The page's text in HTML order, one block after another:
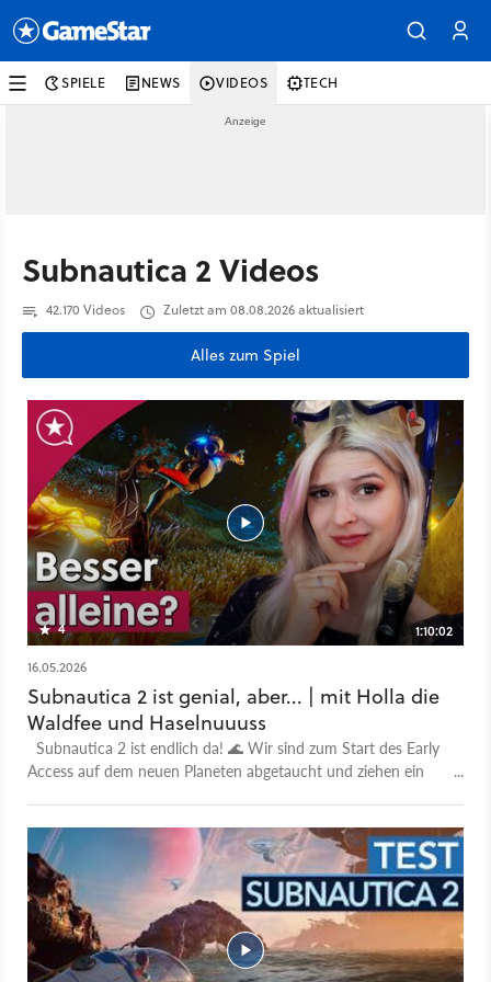
SPIELE NEWS VIDEOS TECH
Subnautica 2 Videos
42.170 Videos Zuletzt am 08.08.2026 aktualisiert
Alles zum Spiel
4
1:10:02
16.05.2026
Subnautica 2 ist genial, aber... | mit Holla die
Waldfee und Haselnuuuss ​
Subnautica 2 ist endlich da! 🌊 Wir sind zum Start des Early
Access auf dem neuen Planeten abgetaucht und ziehen ein
Unreal Engine 5 Welt, den neuen Koop-Modus und die neuen
Features. Warum die Story aktuell noch nicht komplett
überzeugt, wieso das neue "Bio-Bett"-Klonen die Immersion
beeinflusst und ob man dem Spiel das Krafton-Drama im
Hintergrund anmerkt, erfahrt ihr in diesem Talk! Lohnt sich der
Early Access für 29,99€ schon jetzt oder solltet ihr lieber auf
Version 1.0 warten? Schreibt eure eigene Meinung gerne in die